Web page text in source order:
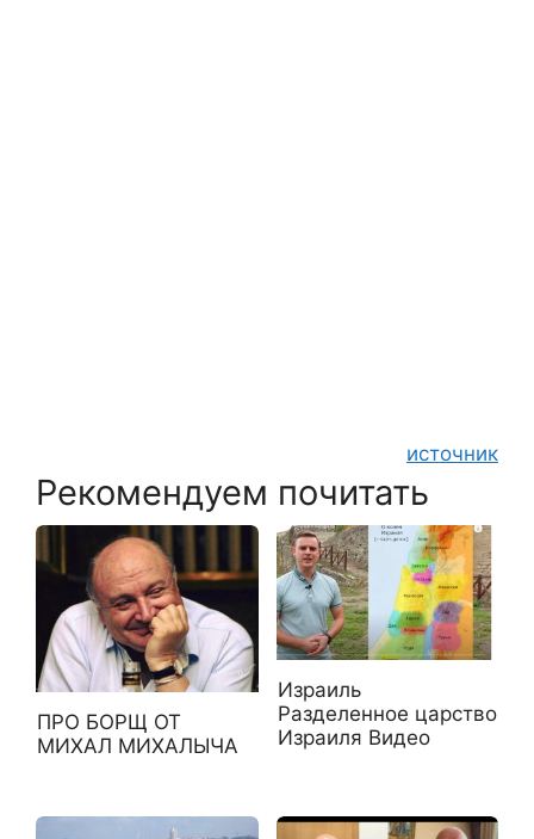
источник
Рекомендуем почитать
ПРО БОРЩ ОТ
МИХАЛ МИХАЛЫЧА
Израиль
Разделенное царство
Израиля Видео